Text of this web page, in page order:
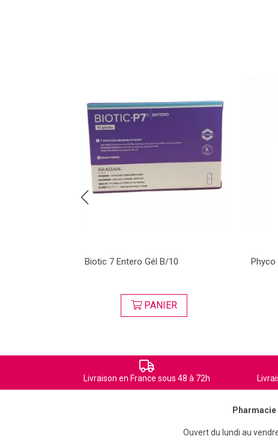
Biotic 7 Entero Gél B/10
PANIER
Phyco
Livraison en France sous 48 à 72h
Ouvert du lundi au